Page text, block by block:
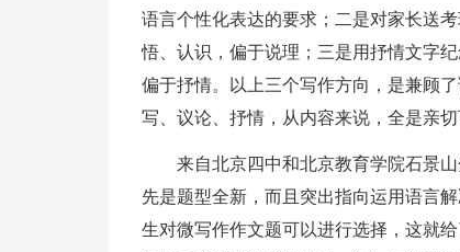
语言个性化表达的要求；二是对家长送
悟、认识，偏于说理；三是用抒情文字
偏于抒情。以上三个写作方向，是兼顾
写、议论、抒情，从内容来说，全是亲切
来自北京四中和北京教育学院石景
先是题型全新，而且突出指向运用语言
生对微写作作文题可以进行选择，这就